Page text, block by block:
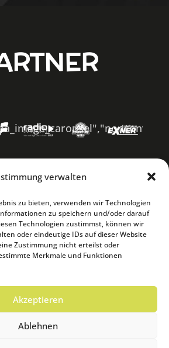
verwalten
zu bieten, verwenden wir Technologien
zu speichern und/oder darauf
Technologien zustimmst, können wir
oder eindeutige IDs auf dieser Website
Zustimmung nicht erteilst oder
Merkmale und Funktionen
Akzeptieren
Ablehnen